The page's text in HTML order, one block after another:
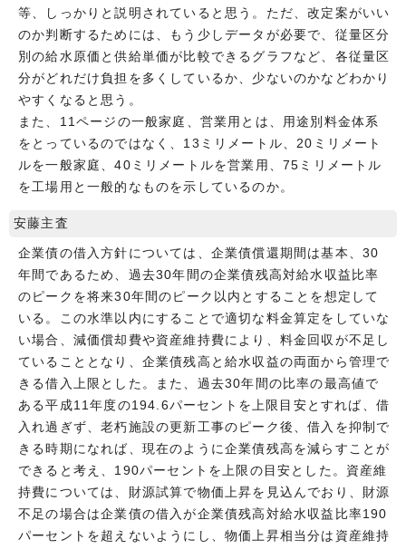
等、しっかりと説明されていると思う。ただ、改定案がいい
のか判断するためには、もう少しデータが必要で、従量区分
別の給水原価と供給単価が比較できるグラフなど、各従量区
分がどれだけ負担を多くしているか、少ないのかなどわかり
やすくなると思う。
また、11ページの一般家庭、営業用とは、用途別料金体系
をとっているのではなく、13ミリメートル、20ミリメート
ルを一般家庭、40ミリメートルを営業用、75ミリメートル
を工場用と一般的なものを示しているのか。
安藤主査
企業債の借入方針については、企業債償還期間は基本、30
年間であるため、過去30年間の企業債残高対給水収益比率
のピークを将来30年間のピーク以内とすることを想定して
いる。この水準以内にすることで適切な料金算定をしていな
い場合、減価償却費や資産維持費により、料金回収が不足し
ていることとなり、企業債残高と給水収益の両面から管理で
きる借入上限とした。また、過去30年間の比率の最高値で
ある平成11年度の194.6パーセントを上限目安とすれば、借
入れ過ぎず、老朽施設の更新工事のピーク後、借入を抑制で
きる時期になれば、現在のように企業債残高を減らすことが
できると考え、190パーセントを上限の目安とした。資産維
持費については、財源試算で物価上昇を見込んでおり、財源
不足の場合は企業債の借入が企業債残高対給水収益比率190
パーセントを超えないようにし、物価上昇相当分は資産維持